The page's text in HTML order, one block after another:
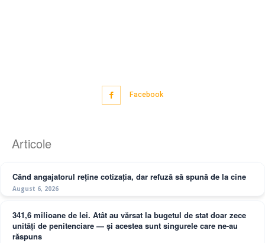
Facebook
Articole
Când angajatorul reține cotizația, dar refuză să spună de la cine
August 6, 2026
341,6 milioane de lei. Atât au vărsat la bugetul de stat doar zece
unități de penitenciare — și acestea sunt singurele care ne-au
răspuns